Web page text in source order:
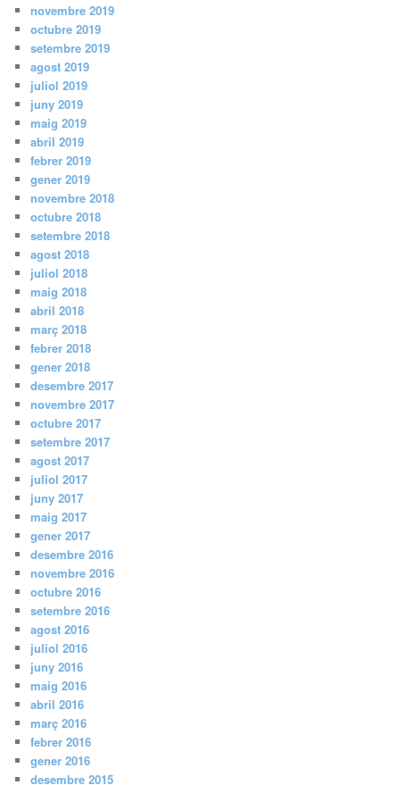
novembre 2019
octubre 2019
setembre 2019
agost 2019
juliol 2019
juny 2019
maig 2019
abril 2019
febrer 2019
gener 2019
novembre 2018
octubre 2018
setembre 2018
agost 2018
juliol 2018
maig 2018
abril 2018
març 2018
febrer 2018
gener 2018
desembre 2017
novembre 2017
octubre 2017
setembre 2017
agost 2017
juliol 2017
juny 2017
maig 2017
gener 2017
desembre 2016
novembre 2016
octubre 2016
setembre 2016
agost 2016
juliol 2016
juny 2016
maig 2016
abril 2016
març 2016
febrer 2016
gener 2016
desembre 2015